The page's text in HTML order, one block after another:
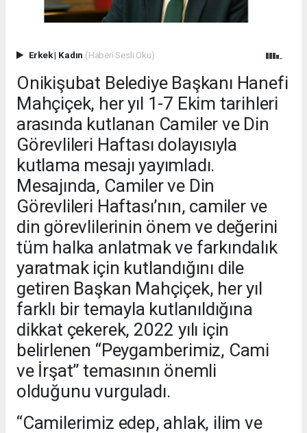
Erkek| Kadın (Haberi Sesli Oku)
Onikişubat Belediye Başkanı Hanefi
Mahçiçek, her yıl 1-7 Ekim tarihleri
arasında kutlanan Camiler ve Din
Görevlileri Haftası dolayısıyla
kutlama mesajı yayımladı.
Mesajında, Camiler ve Din
Görevlileri Haftası’nın, camiler ve
din görevlilerinin önem ve değerini
tüm halka anlatmak ve farkındalık
yaratmak için kutlandığını dile
getiren Başkan Mahçiçek, her yıl
farklı bir temayla kutlanıldığına
dikkat çekerek, 2022 yılı için
belirlenen “Peygamberimiz, Cami
ve İrşat” temasının önemli
olduğunu vurguladı.
“Camilerimiz edep, ahlak, ilim ve